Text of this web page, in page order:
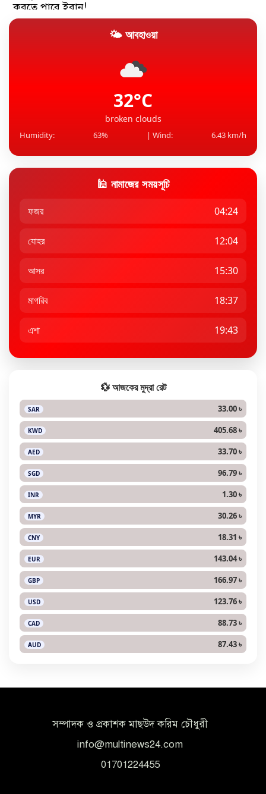
করতে পারে ইরান!
গাইবান্ধায় ইয়াবাসহ মাদক কারবারি গ্রেফতার
এআই’র ডেটা সেন্টারের জন্য গ্যাসভিত্তিক বিদ্যুৎকেন্দ্র
🌤 আবহাওয়া
32°C
broken clouds
Humidity: 63% | Wind: 6.43 km/h
🕌 নামাজের সময়সূচি
ফজর 04:24
যোহর 12:04
আসর 15:30
মাগরিব 18:37
এশা 19:43
💱 আজকের মুদ্রা রেট
SAR 33.00 ৳
KWD 405.68 ৳
AED 33.70 ৳
SGD 96.79 ৳
INR 1.30 ৳
MYR 30.26 ৳
CNY 18.31 ৳
EUR 143.04 ৳
GBP 166.97 ৳
USD 123.76 ৳
CAD 88.73 ৳
AUD 87.43 ৳
সম্পাদক ও প্রকাশক মাছউদ করিম চৌধুরী
info@multinews24.com
01701224455